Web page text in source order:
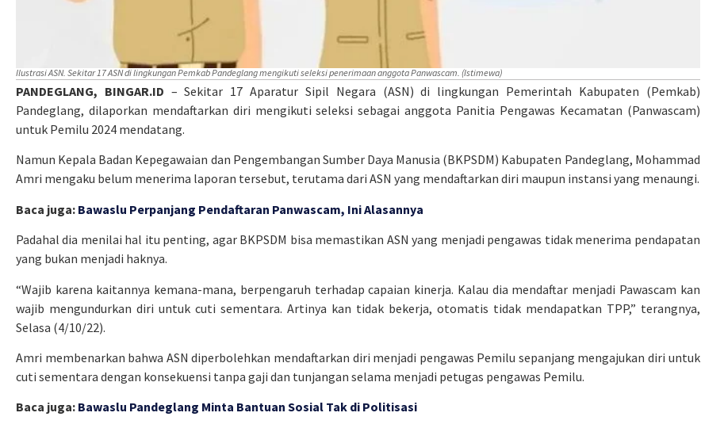
Ilustrasi ASN. Sekitar 17 ASN di lingkungan Pemkab Pandeglang mengikuti seleksi penerimaan anggota Panwascam. (Istimewa)
PANDEGLANG, BINGAR.ID – Sekitar 17 Aparatur Sipil Negara (ASN) di lingkungan Pemerintah Kabupaten (Pemkab)
Pandeglang, dilaporkan mendaftarkan diri mengikuti seleksi sebagai anggota Panitia Pengawas Kecamatan (Panwascam)
untuk Pemilu 2024 mendatang.
Namun Kepala Badan Kepegawaian dan Pengembangan Sumber Daya Manusia (BKPSDM) Kabupaten Pandeglang, Mohammad
Amri mengaku belum menerima laporan tersebut, terutama dari ASN yang mendaftarkan diri maupun instansi yang menaungi.
Baca juga: Bawaslu Perpanjang Pendaftaran Panwascam, Ini Alasannya
Padahal dia menilai hal itu penting, agar BKPSDM bisa memastikan ASN yang menjadi pengawas tidak menerima pendapatan
yang bukan menjadi haknya.
“Wajib karena kaitannya kemana-mana, berpengaruh terhadap capaian kinerja. Kalau dia mendaftar menjadi Pawascam kan
wajib mengundurkan diri untuk cuti sementara. Artinya kan tidak bekerja, otomatis tidak mendapatkan TPP,” terangnya,
Selasa (4/10/22).
Amri membenarkan bahwa ASN diperbolehkan mendaftarkan diri menjadi pengawas Pemilu sepanjang mengajukan diri untuk
cuti sementara dengan konsekuensi tanpa gaji dan tunjangan selama menjadi petugas pengawas Pemilu.
Baca juga: Bawaslu Pandeglang Minta Bantuan Sosial Tak di Politisasi